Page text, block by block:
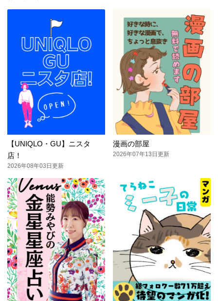
【UNIQLO・GU】ニスタ
店！
2026年08年03日更新
漫画の部屋
2026年07年13日更新